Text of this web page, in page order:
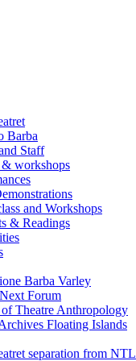
Barba
Staff
& workshops
and Workshops
& Readings
Barba Varley
Forum
Theatre Anthropology
Floating Islands
separation from NTL